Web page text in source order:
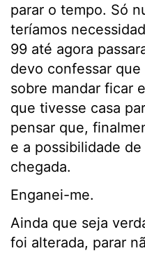
parar o tempo. Só
teríamos
99 até agora
devo confessar
sobre mandar ficar
que tivesse casa
pensar que,
e a possibilidade
chegada.
Enganei-me.
Ainda que seja
foi alterada, parar